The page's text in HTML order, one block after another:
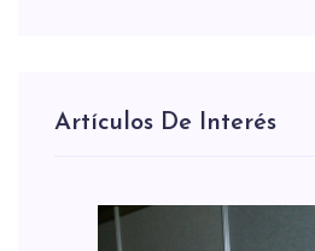
Artículos De Interés